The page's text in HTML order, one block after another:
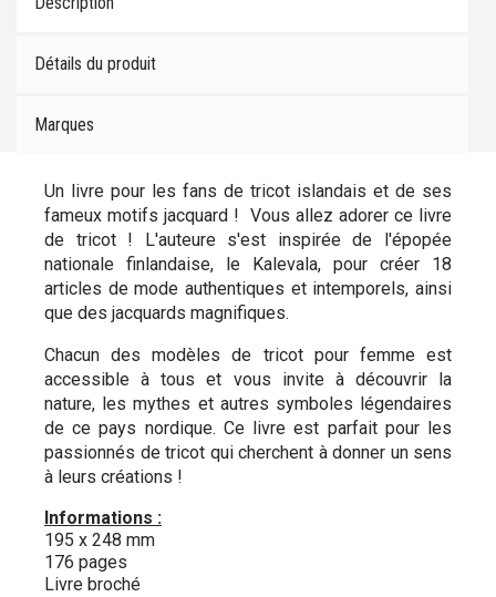
Détails du produit
Marques
Un livre pour les fans de tricot islandais et de ses
fameux motifs jacquard ! Vous allez adorer ce livre
de tricot ! L'auteure s'est inspirée de l'épopée
nationale finlandaise, le Kalevala, pour créer 18
articles de mode authentiques et intemporels, ainsi
que des jacquards magnifiques.
Chacun des modèles de tricot pour femme est
accessible à tous et vous invite à découvrir la
nature, les mythes et autres symboles légendaires
de ce pays nordique. Ce livre est parfait pour les
passionnés de tricot qui cherchent à donner un sens
à leurs créations !
Informations :
195 x 248 mm
176 pages
Livre broché